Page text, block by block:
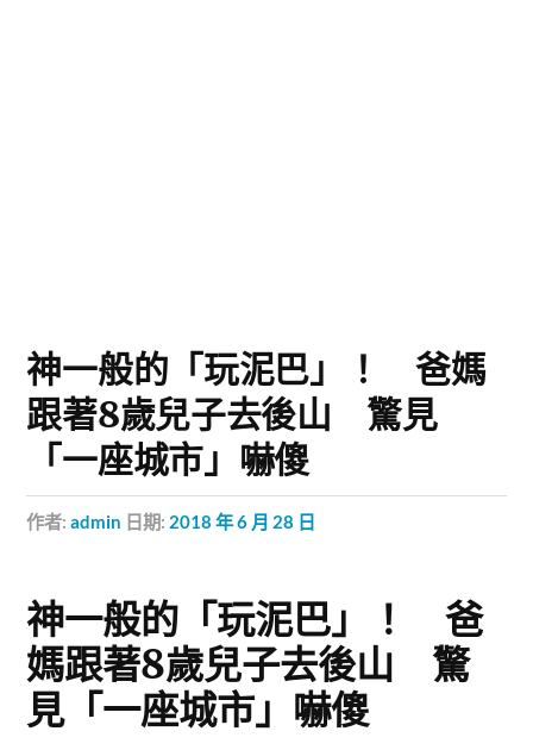
神一般的「玩泥巴」！ 爸媽
跟著8歲兒子去後山 驚見
「一座城市」嚇傻
作者:admin 日期: 2018 年 6 月 28 日
神一般的「玩泥巴」！ 爸
媽跟著8歲兒子去後山 驚
見「一座城市」嚇傻